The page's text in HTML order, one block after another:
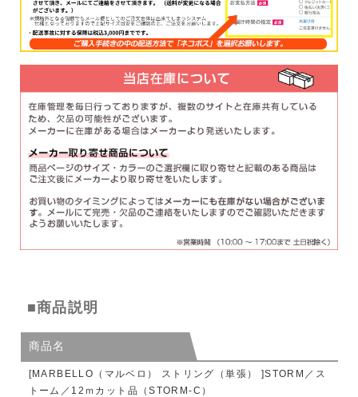
■商品説明
商品名
[MARBELLO（マルベロ） ストリング（単張） ]STORM／ス
トーム／12ｍカット品（STORM-C）